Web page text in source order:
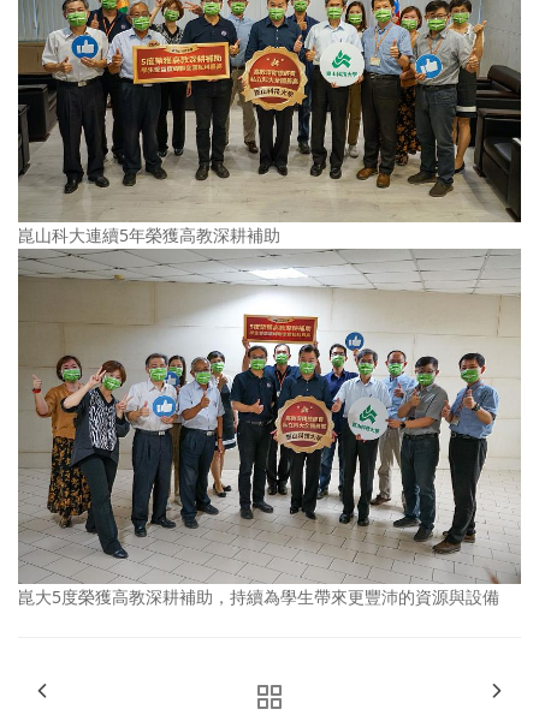
崑山科大連續5年榮獲高教深耕補助
崑大5度榮獲高教深耕補助，持續為學生帶來更豐沛的資源與設備